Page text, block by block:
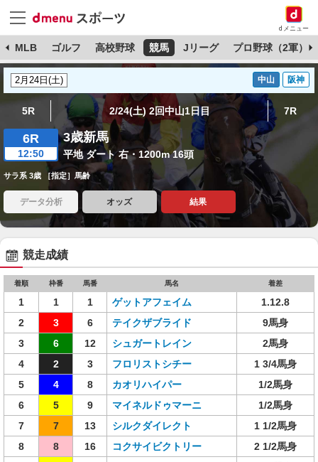
dメニュー
MLB ゴルフ 高校野球 競馬 Jリーグ プロ野球（2軍）
中山 阪神
5R 2/24(土) 2回中山1日目 7R
6R
12:50
3歳新馬
平地 ダート 右・1200m 16頭
サラ系 3歳 ［指定］馬齢
データ分析 オッズ 結果
競走成績
着順 枠番 馬番 馬名 着差
1 1 1 ゲットアフェイム
1.12.8
2
3 6 テイクザブライド
9馬身
3
6 12 シュガートレイン
2馬身
4
2 3 フロリストシチー
1 3/4馬身
5
4 8 カオリハイパー
1/2馬身
6
5 9 マイネルドゥマーニ
1/2馬身
7
7 13 シルクダイレクト
1 1/2馬身
8
8 16 コクサイビクトリー
2 1/2馬身